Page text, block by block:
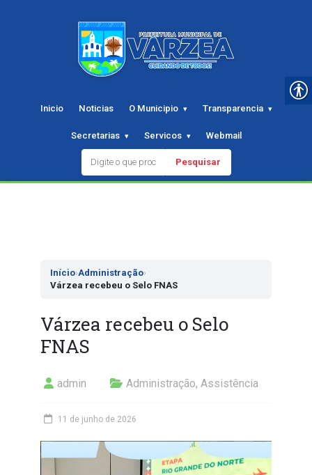
Inicio Noticias O Municipio Transparencia
Secretarias Servicos Webmail
Pesquisar
Início›Administração›
Várzea recebeu o Selo FNAS
Várzea recebeu o Selo
FNAS
admin Administração, Assistência
11 de junho de 2026